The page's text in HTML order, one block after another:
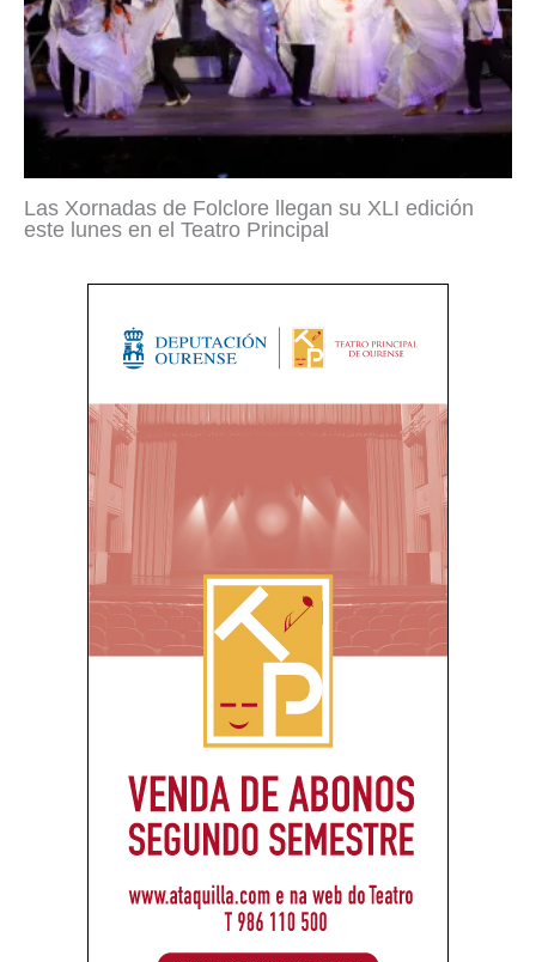
Las Xornadas de Folclore llegan su XLI edición
este lunes en el Teatro Principal